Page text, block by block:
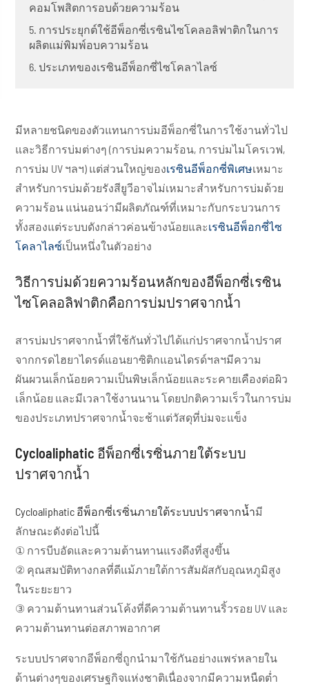
คอมโพสิตการอบด้วยความร้อน
5. การประยุกต์ใช้อีพ็อกซี่เรซินไซโคลอลิฟาติกในการ
ผลิตแม่พิมพ์อบความร้อน
6. ประเภทของเรซินอีพ็อกซี่ไซโคลาไลซ์
มีหลายชนิดของตัวแทนการบ่มอีพ็อกซี่ในการใช้งานทั่วไป
และวิธีการบ่มต่างๆ (การบ่มความร้อน, การบ่มไมโครเวฟ,
การบ่ม UV ฯลฯ) แต่ส่วนใหญ่ของเรซินอีพ็อกซี่พิเศษเหมาะ
สำหรับการบ่มด้วยรังสียูวีอาจไม่เหมาะสำหรับการบ่มด้วย
ความร้อน แน่นอนว่ามีผลิตภัณฑ์ที่เหมาะกับกระบวนการ
ทั้งสองแต่ระบบดังกล่าวค่อนข้างน้อยและเรซินอีพ็อกซี่ไซ
โคลาไลซ์เป็นหนึ่งในตัวอย่าง
วิธีการบ่มด้วยความร้อนหลักของอีพ็อกซี่เรซิน
ไซโคลอลิฟาติกคือการบ่มปราศจากน้ำ
สารบ่มปราศจากน้ำที่ใช้กันทั่วไปได้แก่ปราศจากน้ำปราศ
จากกรดไฮยาไดรด์แอนยาซิติกแอนไดรด์ฯลฯมีความ
ผันผวนเล็กน้อยความเป็นพิษเล็กน้อยและระคายเคืองต่อผิว
เล็กน้อย และมีเวลาใช้งานนาน โดยปกติความเร็วในการบ่ม
ของประเภทปราศจากน้ำจะช้าแต่วัสดุที่บ่มจะแข็ง
Cycloaliphatic อีพ็อกซี่เรซิ่นภายใต้ระบบ
ปราศจากน้ำ
Cycloaliphatic อีพ็อกซี่เรซิ่นภายใต้ระบบปราศจากน้ำมี
ลักษณะดังต่อไปนี้
① การบีบอัดและความต้านทานแรงดึงที่สูงขึ้น
② คุณสมบัติทางกลที่ดีแม้ภายใต้การสัมผัสกับอุณหภูมิสูง
ในระยะยาว
③ ความต้านทานส่วนโค้งที่ดีความต้านทานริ้วรอย UV และ
ความต้านทานต่อสภาพอากาศ
ระบบปราศจากอีพ็อกซี่ถูกนำมาใช้กันอย่างแพร่หลายใน
ด้านต่างๆของเศรษฐกิจแห่งชาติเนื่องจากมีความหนืดต่ำ